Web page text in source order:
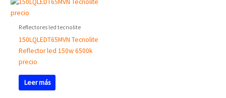
Reflectores led tecnolite
150LQLEDT65MVN Tecnolite
Reflector led 150w 6500k
precio
Leer más